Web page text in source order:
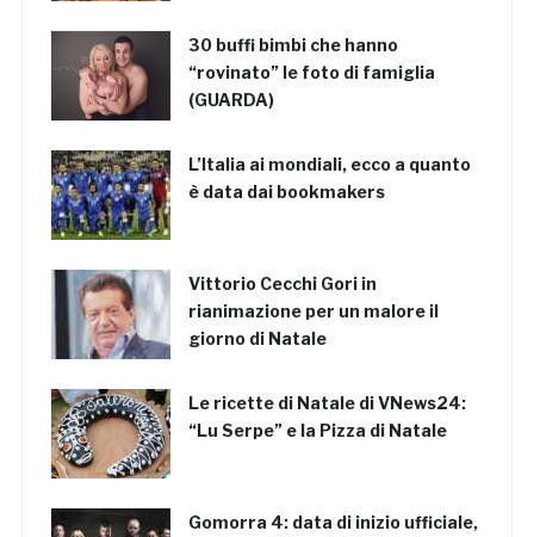
30 buffi bimbi che hanno
“rovinato” le foto di famiglia
(GUARDA)
L’Italia ai mondiali, ecco a quanto
è data dai bookmakers
Vittorio Cecchi Gori in
rianimazione per un malore il
giorno di Natale
Le ricette di Natale di VNews24:
“Lu Serpe” e la Pizza di Natale
Gomorra 4: data di inizio ufficiale,